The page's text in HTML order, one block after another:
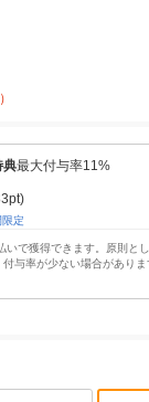
典最大付与率11%
定
いで獲得できます。原則と
与率が少ない場合があり